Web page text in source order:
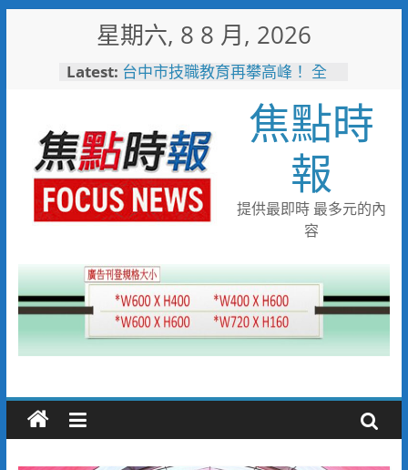
星期六, 8 8 月, 2026
Latest: 台中市技職教育再攀高峰！ 全
守望相助的暖心守護 湖內警消
聯手破門化解獨居翁的危機
歡慶父親節！《台中通
TCPASS》APP 攜手在地名店熱
情端好康
暖心跨海送暖！台灣首廟天壇豪
捐「300萬」助熊本震災重建
台中捷運南屯站土地開發共構大
新地標實現軌道經濟願景
焦點時
報
提供最即時 最多元的內
容